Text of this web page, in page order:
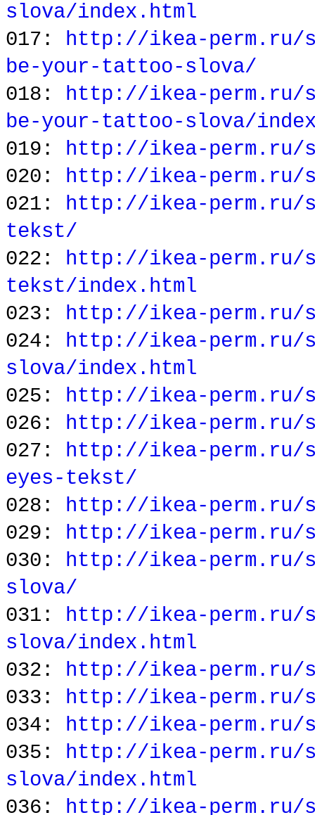
slova/index.html
017: http://ikea-perm.ru/
be-your-tattoo-slova/
018: http://ikea-perm.ru/
be-your-tattoo-slova/
019: http://ikea-perm.ru/
020: http://ikea-perm.ru/
021: http://ikea-perm.ru/
tekst/
022: http://ikea-perm.ru/
tekst/index.html
023: http://ikea-perm.ru/
024: http://ikea-perm.ru/
slova/index.html
025: http://ikea-perm.ru/
026: http://ikea-perm.ru/
027: http://ikea-perm.ru/
eyes-tekst/
028: http://ikea-perm.ru/
029: http://ikea-perm.ru/
030: http://ikea-perm.ru/
slova/
031: http://ikea-perm.ru/
slova/index.html
032: http://ikea-perm.ru/
033: http://ikea-perm.ru/
034: http://ikea-perm.ru/
035: http://ikea-perm.ru/
slova/index.html
036: http://ikea-